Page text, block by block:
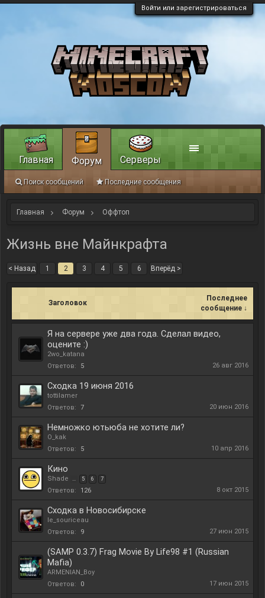
Войти или зарегистрироваться
Главная Форум Оффтоп
Жизнь вне Майнкрафта
< Назад 1 2 3 4 5 6 Вперёд >
Заголовок
Последнее
сообщение ↓
Я на сервере уже два года. Сделал видео,
оцените :)
2wo_katana
Ответов:
5 26 авг 2016
Сходка 19 июня 2016
tottilamer
Ответов:
7 20 июн 2016
Немножко ютьюба не хотите ли?
O_kak
Ответов:
5 10 апр 2016
Кино
Shade ... 5 6 7
Ответов: 126 8 окт 2015
Сходка в Новосибирске
le_souriceau
Ответов:
9 27 июн 2015
(SAMP 0.3.7) Frag Movie By Life98 #1 (Russian
Mafia)
ARMENIAN_Boy
Ответов:
0 17 июн 2015
Главная Форум
Поиск сообщений Последние сообщения
Серверы